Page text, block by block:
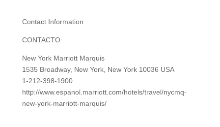
Contact Information
CONTACTO:
New York Marriott Marquis
1535 Broadway, New York, New York 10036 USA
1-212-398-1900
http://www.espanol.marriott.com/hotels/travel/nycmq-
new-york-marriott-marquis/